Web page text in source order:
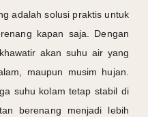
adalah solusi praktis untuk
kapan saja. Dengan
akan suhu air yang
maupun musim hujan.
suhu kolam tetap stabil di
berenang menjadi lebih